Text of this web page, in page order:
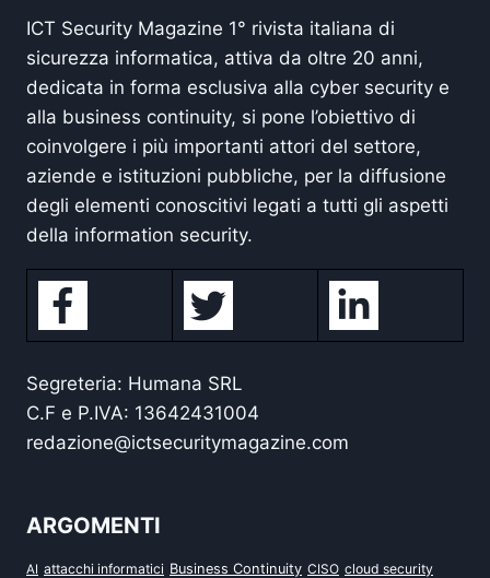
ICT Security Magazine 1° rivista italiana di
sicurezza informatica, attiva da oltre 20 anni,
dedicata in forma esclusiva alla cyber security e
alla business continuity, si pone l’obiettivo di
coinvolgere i più importanti attori del settore,
aziende e istituzioni pubbliche, per la diffusione
degli elementi conoscitivi legati a tutti gli aspetti
della information security.
Segreteria: Humana SRL
C.F e P.IVA: 13642431004
redazione@ictsecuritymagazine.com
ARGOMENTI
AI attacchi informatici Business Continuity CISO cloud security